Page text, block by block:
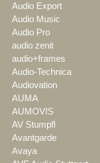
Audio Export
Audio Music
Audio Pro
audio zenit
audio+frames
Audio-Technica
Audiovation
AUMA
AUMOVIS
AV Stumpfl
Avantgarde
Avaya